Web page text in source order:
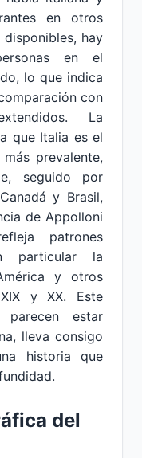
en otros
hay
en el
lo que indica
con
La
que Italia es el
prevalente,
seguido por
y Brasil,
de Appolloni
patrones
particular la
y otros
y XX. Este
estar
lleva consigo
historia que
del